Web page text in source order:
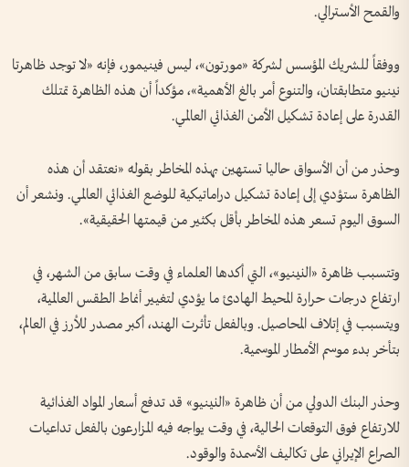
والقمح الأسترالي.
ووفقاً للشريك المؤسس لشركة «مورتون»، ليس فينيمور، فإنه «لا توجد ظاهرتا
نينيو متطابقتان، والتنوع أمر بالغ الأهمية»، مؤكداً أن هذه الظاهرة تمتلك
القدرة على إعادة تشكيل الأمن الغذائي العالمي.
وحذر من أن الأسواق حاليا تستهين بهذه المخاطر بقوله «نعتقد أن هذه
الظاهرة ستؤدي إلى إعادة تشكيل دراماتيكية للوضع الغذائي العالمي. ونشعر أن
السوق اليوم تسعر هذه المخاطر بأقل بكثير من قيمتها الحقيقية».
وتتسبب ظاهرة «النينيو»، التي أكدها العلماء في وقت سابق من الشهر، في
ارتفاع درجات حرارة المحيط الهادئ ما يؤدي لتغيير أنماط الطقس العالمية،
ويتسبب في إتلاف المحاصيل. وبالفعل تأثرت الهند، أكبر مصدر للأرز في العالم،
بتأخر بدء موسم الأمطار الموسمية.
وحذر البنك الدولي من أن ظاهرة «النينيو» قد تدفع أسعار المواد الغذائية
للارتفاع فوق التوقعات الحالية، في وقت يواجه فيه المزارعون بالفعل تداعيات
الصراع الإيراني على تكاليف الأسمدة والوقود.